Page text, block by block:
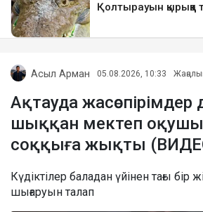
Асыл Арман 05.08.2026, 10:33
Ақтауда жасөспірімдер
шыққан мектеп
соққыға жықты
Күдіктілер баладан үйінен тағы бір
шығаруын талап